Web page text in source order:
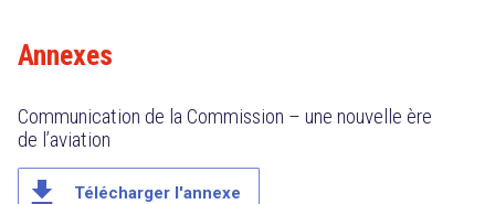
Annexes
Communication de la Commission – une nouvelle ère
de l’aviation
file_download Télécharger l'annexe